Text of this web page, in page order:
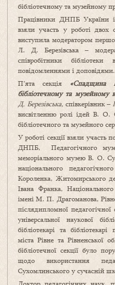
бібліотечному та музейному
Працівники ДНПБ України
взяли участь у роботі
виступила модератором
Л. Д. Березівська –
співробітники
повідомленнями і доповідями.
П’ята секція «Спадщина
бібліотечному та музейному
Д. Березівська, співкерівник –
висвітленню ролі ідей В. О.
бібліотечного та музейного
У роботі секції взяли участь
ДНПБ, Педагогічного
меморіального музею В. О.
національного
Короленка, Житомирського
Івана Франка, Національного
імені М. П. Драгоманова,
післядипломної педагогічної
універсальної наукової
бібліотекарі та
міста Рівне та Рівненської
бібліотечної секції було
щодо використання
Сухомлинського у сучасній